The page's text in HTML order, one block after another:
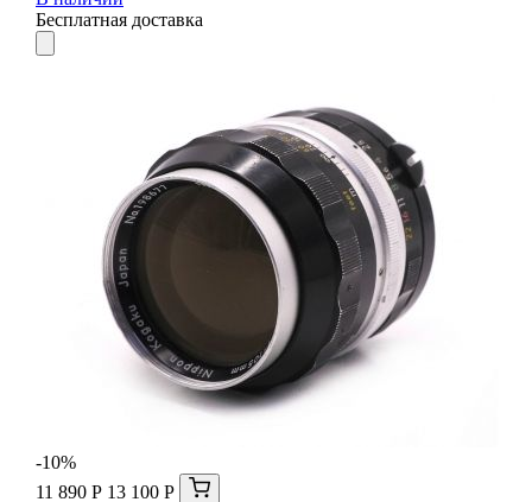
Бесплатная доставка
-10%
11 890 Р 13 100 Р